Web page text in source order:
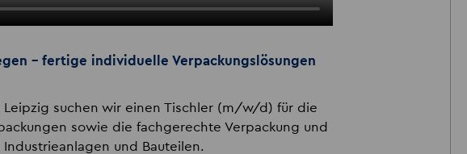
– fertige individuelle Verpackungslösungen
Leipzig suchen wir einen Tischler (m/w/d) für die
sowie die fachgerechte Verpackung und
und Bauteilen.